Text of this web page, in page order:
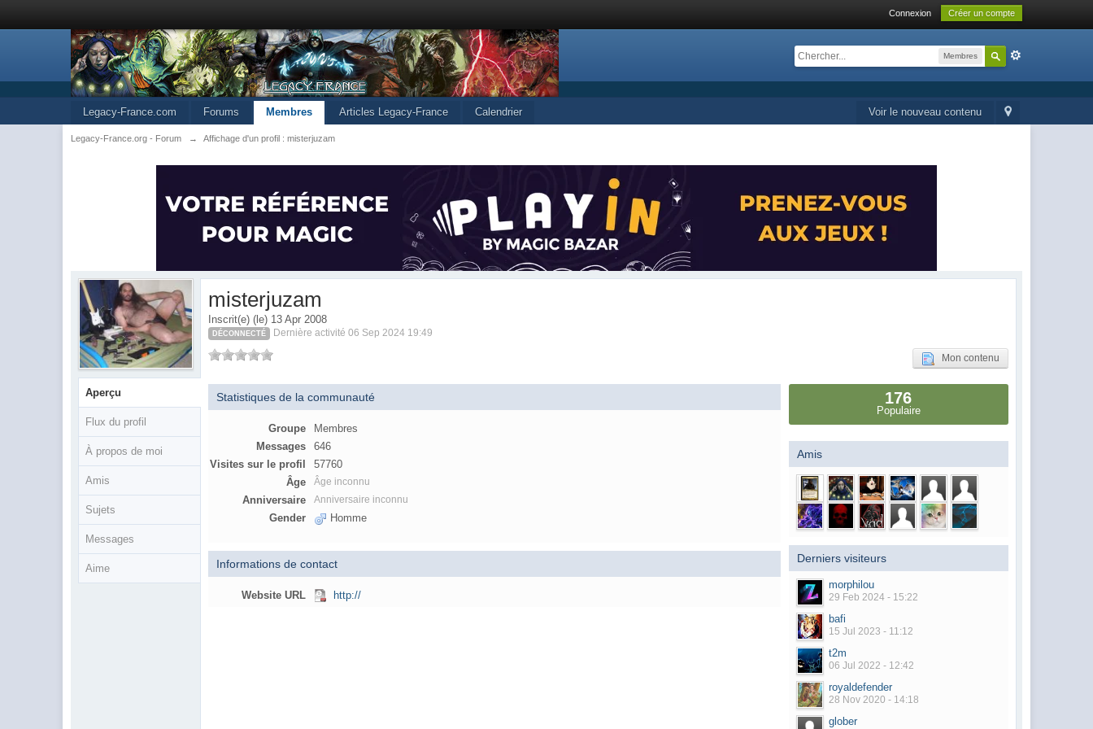
Connexion Créer un compte
Membres
Voir le nouveau contenu
Legacy-France.com Forums Membres Articles Legacy-France Calendrier
Legacy-France.org - Forum → Affichage d'un profil : misterjuzam
Aperçu
Flux du profil
À propos de moi
Amis
Sujets
Messages
Aime
misterjuzam
Inscrit(e) (le) 13 Apr 2008
DÉCONNECTÉ Dernière activité 06 Sep 2024 19:49
Mon contenu
Statistiques de la communauté
Groupe
Membres
Messages
646
Visites sur le profil
57760
Âge
Âge inconnu
Anniversaire Anniversaire inconnu
Gender Homme
Informations de contact
Website URL http://
176
Populaire
Amis
Derniers visiteurs
morphilou
29 Feb 2024 - 15:22
bafi
15 Jul 2023 - 11:12
t2m
06 Jul 2022 - 12:42
royaldefender
28 Nov 2020 - 14:18
glober